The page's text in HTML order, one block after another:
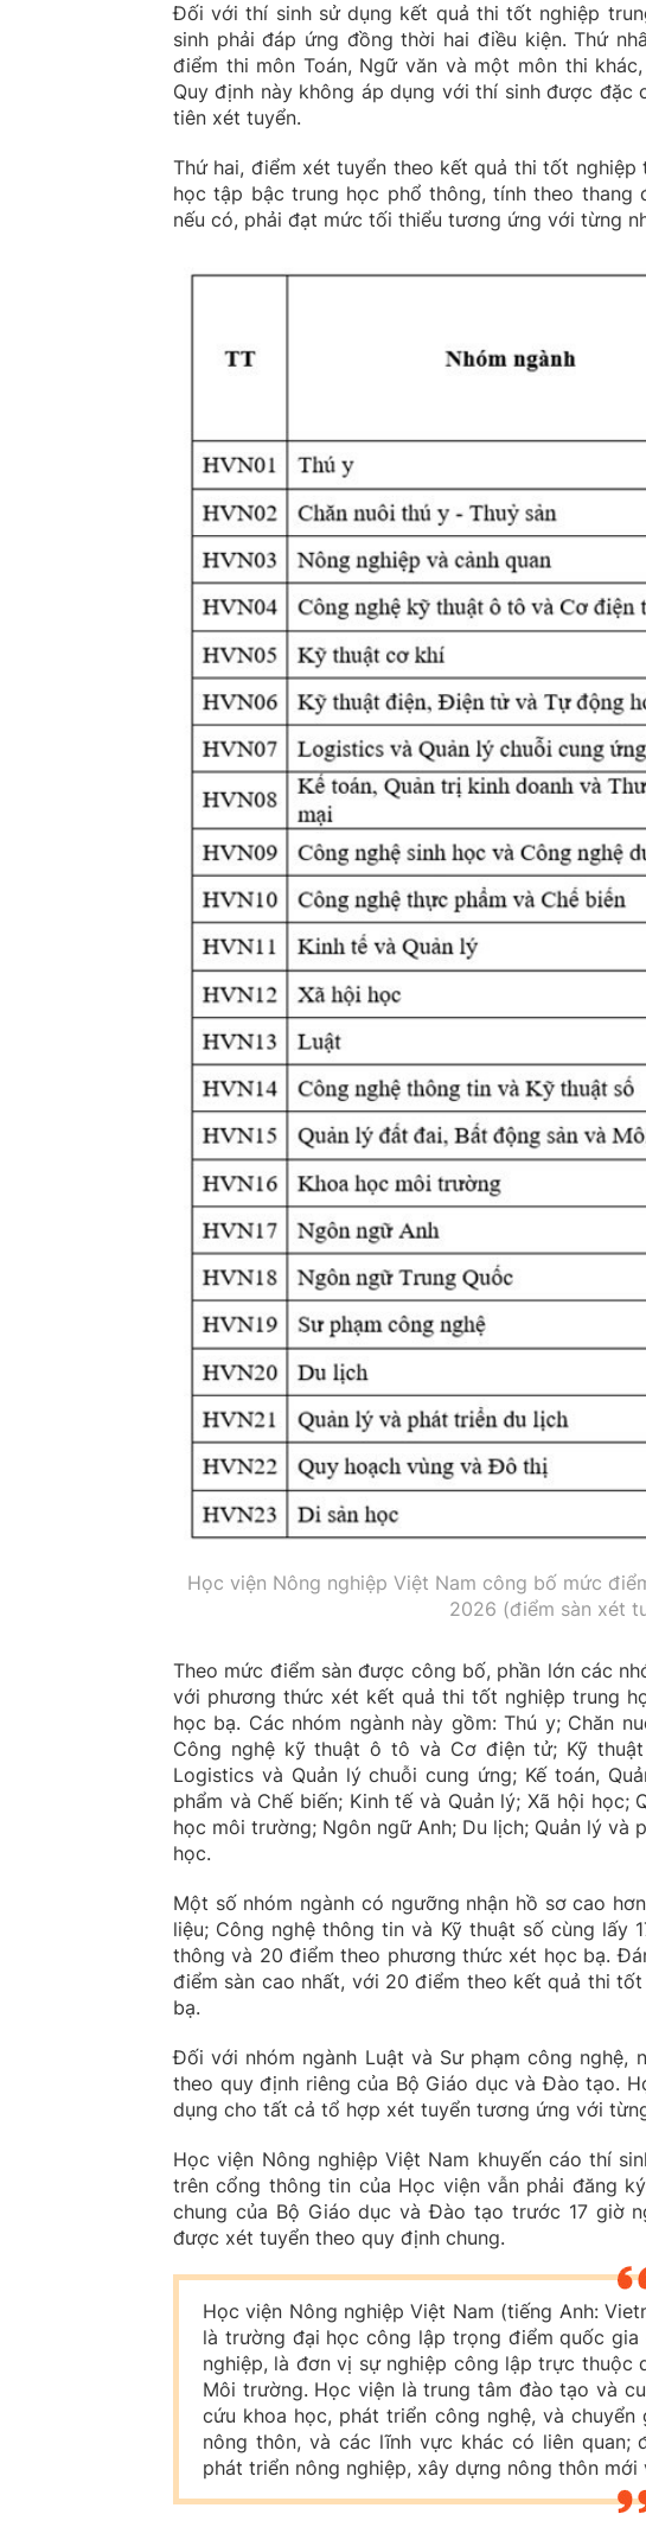
Đối với thí sinh sử dụng kết quả thi tốt nghiệp
sinh phải đáp ứng đồng thời hai điều kiện. Thứ
điểm thi môn Toán, Ngữ văn và một môn thi
Quy định này không áp dụng với thí sinh được
tiên xét tuyển.
Thứ hai, điểm xét tuyển theo kết quả thi tốt
học tập bậc trung học phổ thông, tính theo
nếu có, phải đạt mức tối thiểu tương ứng với từng
Học viện Nông nghiệp Việt Nam công bố mức
2026 (điểm sàn xét
Theo mức điểm sàn được công bố, phần lớn các
với phương thức xét kết quả thi tốt nghiệp trung
học bạ. Các nhóm ngành này gồm: Thú y; Chăn
Công nghệ kỹ thuật ô tô và Cơ điện tử; Kỹ
Logistics và Quản lý chuỗi cung ứng; Kế toán,
phẩm và Chế biến; Kinh tế và Quản lý; Xã hội
học môi trường; Ngôn ngữ Anh; Du lịch; Quản lý
học.
Một số nhóm ngành có ngưỡng nhận hồ sơ cao
liệu; Công nghệ thông tin và Kỹ thuật số cùng
thông và 20 điểm theo phương thức xét học bạ.
điểm sàn cao nhất, với 20 điểm theo kết quả thi
bạ.
Đối với nhóm ngành Luật và Sư phạm công
theo quy định riêng của Bộ Giáo dục và Đào tạo.
dụng cho tất cả tổ hợp xét tuyển tương ứng với
Học viện Nông nghiệp Việt Nam khuyến cáo thí
trên cổng thông tin của Học viện vẫn phải đăng
chung của Bộ Giáo dục và Đào tạo trước 17 giờ
được xét tuyển theo quy định chung.
Học viện Nông nghiệp Việt Nam (tiếng Anh:
là trường đại học công lập trọng điểm quốc
nghiệp, là đơn vị sự nghiệp công lập trực thuộc
Môi trường. Học viện là trung tâm đào tạo và
cứu khoa học, phát triển công nghệ, và
nông thôn, và các lĩnh vực khác có liên
phát triển nông nghiệp, xây dựng nông thôn